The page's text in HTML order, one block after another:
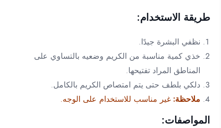
طريقة الاستخدام:
نظفي البشرة جيدًا.
خذي كمية مناسبة من الكريم وضعيه بالتساوي على
المناطق المراد تفتيحها.
دلكي بلطف حتى يتم امتصاص الكريم بالكامل.
ملاحظة: غير مناسب للاستخدام على الوجه.
المواصفات: